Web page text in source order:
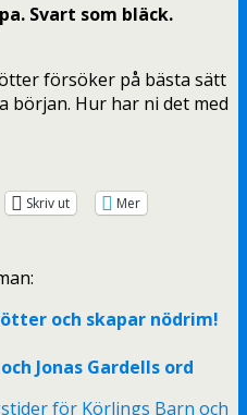
Svart som bläck.
försöker på bästa sätt
början. Hur har ni det med
Skriv ut Mer
och skapar nödrim!
Jonas Gardells ord
för Körlings Barn och